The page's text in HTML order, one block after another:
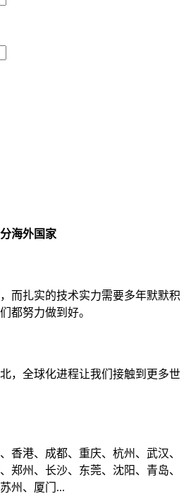
海外国家
而扎实的技术实力需要多年默默积
都努力做到好。
，全球化进程让我们接触到更多世
香港、成都、重庆、杭州、武汉、
郑州、长沙、东莞、沈阳、青岛、
州、厦门...